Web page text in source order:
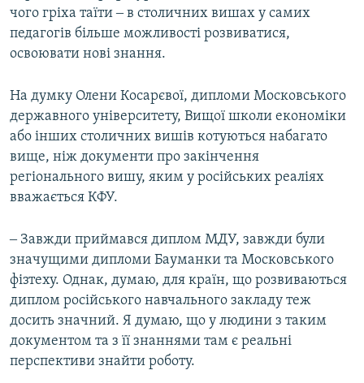
чого гріха таїти ‒ в столичних вишах у самих
педагогів більше можливості розвиватися,
освоювати нові знання.
На думку Олени Косарєвої, дипломи Московського
державного університету, Вищої школи економіки
або інших столичних вишів котуються набагато
вище, ніж документи про закінчення
регіонального вишу, яким у російських реаліях
вважається КФУ.
‒ Завжди приймався диплом МДУ, завжди були
значущими дипломи Бауманки та Московського
фізтеху. Однак, думаю, для країн, що розвиваються
диплом російського навчального закладу теж
досить значний. Я думаю, що у людини з таким
документом та з її знаннями там є реальні
перспективи знайти роботу.